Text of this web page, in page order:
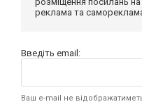
реклама та
Введіть email:
Ваш e-mail не